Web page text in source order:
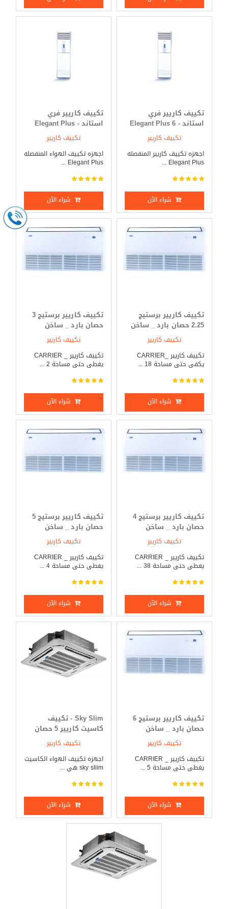
تكييف كاريير فري
استاند - Elegant Plus 6
حصان بارد _ ساخن
تكييف كاريير
اجهزه تكييف كاريير المنفصله
Elegant Plus ...
شراء الآن
تكييف كاريير فري
استاند - Elegant Plus
تكييف كاريير
اجهزه تكييف الهواء المنفصله
Elegant Plus ...
شراء الآن
تكييف كاريير برستيج
2.25 حصان بارد _ ساخن
تكييف كاريير
تكييف كاريير _CARRIER
يكفى حتى مساحة 18 ...
شراء الآن
تكييف كاريير برستيج 3
حصان بارد _ ساخن
تكييف كاريير
تكييف كاريير _ CARRIER
يغطى حتى مساحة 2 ...
شراء الآن
تكييف كاريير برستيج 4
حصان بارد _ ساخن
تكييف كاريير
تكييف كاريير _ CARRIER
يغطى حتى مساحة 38 ...
شراء الآن
تكييف كاريير برستيج 5
حصان بارد _ ساخن
تكييف كاريير
تكييف كاريير _ CARRIER
يغطى حتى مساحة 4 ...
شراء الآن
تكييف كاريير برستيج 6
حصان بارد _ ساخن
تكييف كاريير
تكييف كاريير _ CARRIER
يغطى حتى مساحة 5 ...
شراء الآن
Sky Slim - تكييف
كاسيت كاريير 5 حصان
بارد _ ساخنتكييف كاريير
اجهزه تكييف الهواء الكاسيت
sky sliim هي ...
شراء الآن